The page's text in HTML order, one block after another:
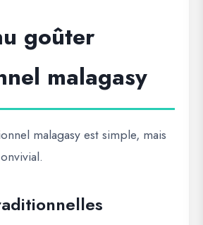
goûter
malagasy
malagasy est simple, mais